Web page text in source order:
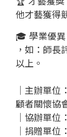
他才藝獲得
🎓 學業優異
，如：師長
以上。
｜主辦單
顧者關懷協
｜協辦單位
｜捐贈單